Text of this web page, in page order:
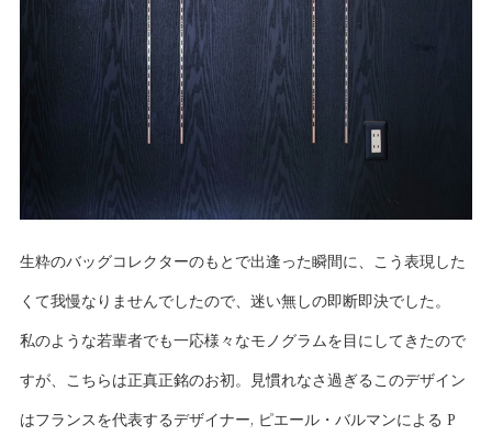
生粋のバッグコレクターのもとで出逢った瞬間に、こう表現した
くて我慢なりませんでしたので、迷い無しの即断即決でした。
私のような若輩者でも一応様々なモノグラムを目にしてきたので
すが、こちらは正真正銘のお初。見慣れなさ過ぎるこのデザイン
はフランスを代表するデザイナー, ピエール・バルマンによる P